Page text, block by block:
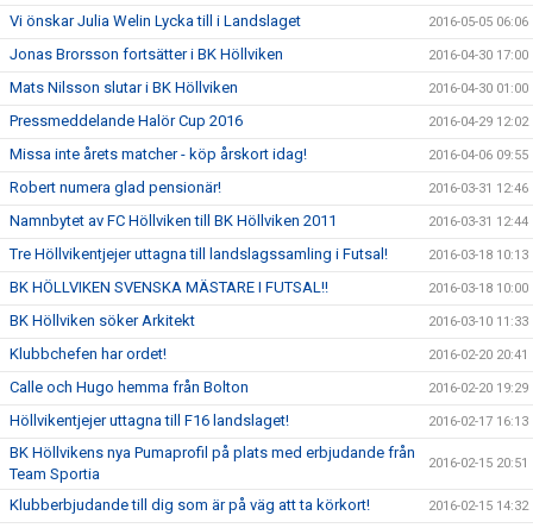
Vi önskar Julia Welin Lycka till i Landslaget 2016-05-05 06:06
Jonas Brorsson fortsätter i BK Höllviken 2016-04-30 17:00
Mats Nilsson slutar i BK Höllviken 2016-04-30 01:00
Pressmeddelande Halör Cup 2016 2016-04-29 12:02
Missa inte årets matcher - köp årskort idag! 2016-04-06 09:55
Robert numera glad pensionär! 2016-03-31 12:46
Namnbytet av FC Höllviken till BK Höllviken 2011 2016-03-31 12:44
Tre Höllvikentjejer uttagna till landslagssamling i Futsal! 2016-03-18 10:13
BK HÖLLVIKEN SVENSKA MÄSTARE I FUTSAL!! 2016-03-18 10:00
BK Höllviken söker Arkitekt 2016-03-10 11:33
Klubbchefen har ordet! 2016-02-20 20:41
Calle och Hugo hemma från Bolton 2016-02-20 19:29
Höllvikentjejer uttagna till F16 landslaget! 2016-02-17 16:13
BK Höllvikens nya Pumaprofil på plats med erbjudande från
Team Sportia
2016-02-15 20:51
Klubberbjudande till dig som är på väg att ta körkort! 2016-02-15 14:32